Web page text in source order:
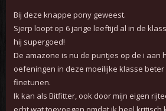
Bij deze knappe pony geweest.
Sjerp loopt op 6 jarige leeftijd al in de
hij supergoed!
De amazone is nu de puntjes op de i aan
oefeningen in deze moeilijke klasse
finetunen.
Ik kan als Bitfitter, ook door mijn eigen